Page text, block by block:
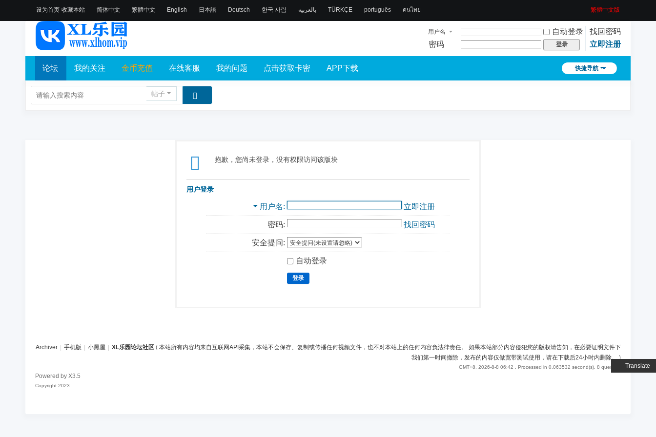
设为首页 收藏本站
Translate
简体中文 繁體中文 English 日本語 Deutsch 한국 사람 بالعربية TÜRKÇE português คนไทย 繁體中文版
用户名 自动登录
找回密码
密码
登录 立即注册
快捷导航
论坛 我的关注 金币充值 在线客服 我的问题 点击获取卡密 APP下载
帖子
抱歉，您尚未登录，没有权限访问该版块
用户登录
用户名 立即注册
密码: 找回密码
安全提问:
自动登录
登录
Archiver 手机版 小黑屋 XL乐园论坛社区 ( 本站所有内容均来自互联网API采集，本站不会保存、复制或传播任何视频文件，也不对本站上的任何内容负法律责任。 如果本站部分内容侵犯您的版权请告知，在必要证明文件下
我们第一时间撤除，发布的内容仅做宽带测试使用，请在下载后24小时内删除。)
GMT+8, 2026-8-8 06:42 , Processed in 0.063532 second(s), 8 queries .
Powered by X3.5
Copyright 2023